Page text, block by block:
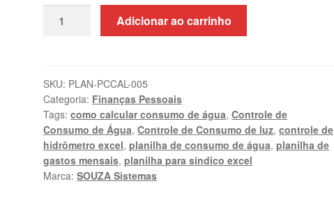
Consumo
de
Água
e
Luz
quantidade
Adicionar ao carrinho
SKU: PLAN-PCCAL-005
Categoria: Finanças Pessoais
Tags:como calcular consumo de água,Controle de
Consumo de Água,Controle de Consumo de luz,controle de
hidrômetro excel,planilha de consumo de água,planilha de
gastos mensais,planilha para síndico excel
Marca:SOUZA Sistemas